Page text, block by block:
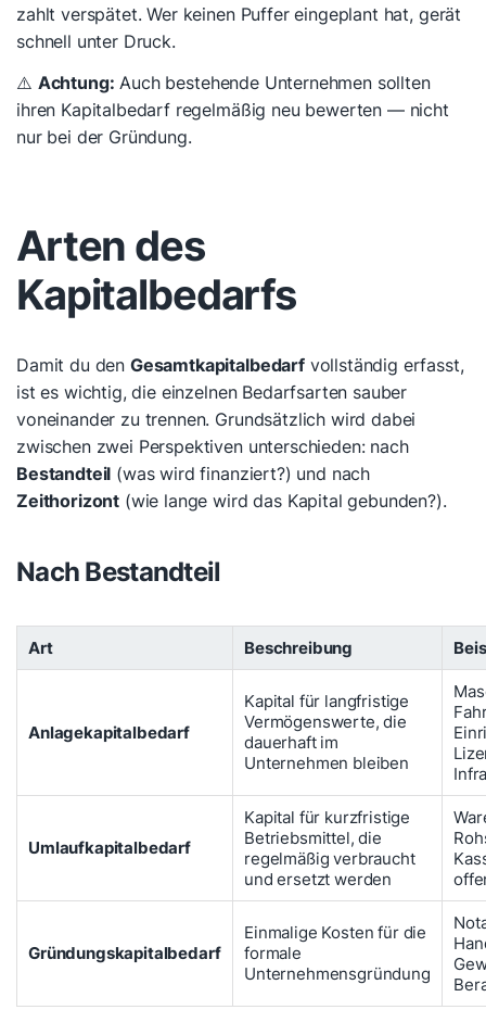
zahlt verspätet. Wer keinen Puffer eingeplant hat, gerät
schnell unter Druck.
⚠️ Achtung: Auch bestehende Unternehmen sollten
ihren Kapitalbedarf regelmäßig neu bewerten — nicht
nur bei der Gründung.
Arten des
Kapitalbedarfs
Damit du den Gesamtkapitalbedarfvollständig erfasst,
ist es wichtig, die einzelnen Bedarfsarten sauber
voneinander zu trennen. Grundsätzlich wird dabei
zwischen zwei Perspektiven unterschieden: nach
Bestandteil (was wird finanziert?) und nach
Zeithorizont (wie lange wird das Kapital gebunden?).
Nach Bestandteil
Art Beschreibung
Anlagekapitalbedarf
Kapital für langfristige
Vermögenswerte, die
dauerhaft im
Unternehmen bleiben
Umlaufkapitalbedarf
Kapital für kurzfristige
Betriebsmittel, die
regelmäßig verbraucht
und ersetzt werden
Gründungskapitalbedarf
Einmalige Kosten für die
formale
Unternehmensgründung